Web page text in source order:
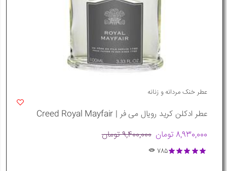
عطر خنک مردانه و زنانه
عطر ادکلن کرید رویال می فر | Creed Royal Mayfair
8,930,000 تومان
9,400,000 تومان
785